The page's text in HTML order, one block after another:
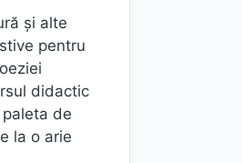
și alte
pentru
didactic
de
la o arie